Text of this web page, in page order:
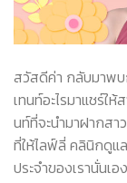
สวัสดีค่า กลับมาพ
เทนท์อะไรมาแชร์ใ
นท์ที่จะนำมาฝากส
ที่ให้ไลฟ์ลี่ คลินิกดูแ
ประจำของเรานั่นเ